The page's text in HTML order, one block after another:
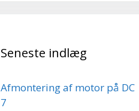
Seneste indlæg
Afmontering af motor på DC
7